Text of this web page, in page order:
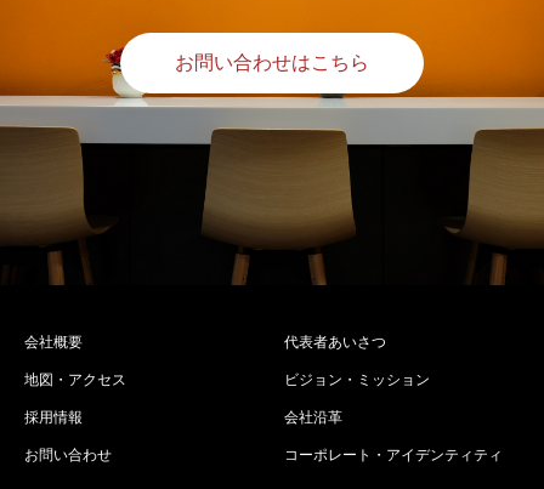
お問い合わせはこちら
会社概要
地図・アクセス
採用情報
お問い合わせ
代表者あいさつ
ビジョン・ミッション
会社沿革
コーポレート・アイデンティティ